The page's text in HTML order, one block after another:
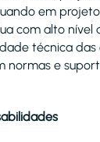
em
com alto nível
técnica das
normas e